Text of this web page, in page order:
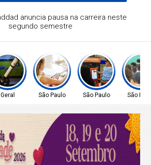
saiba como assistir aos
Geral São Paulo São Paulo São